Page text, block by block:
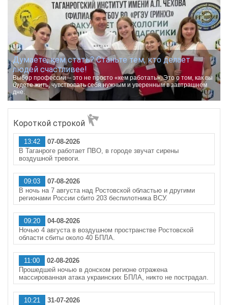
Думаете, кем стать? Станьте тем, кто делает
людей счастливее!
Выбор профессии – это не просто «кем работать». Это о том, как вы
будете жить, чувствовать себя нужным и уверенным в завтрашнем
дне.
Короткой строкой
13:42
07-08-2026
В Таганроге работает ПВО, в городе звучат сирены
воздушной тревоги.
09:03
07-08-2026
В ночь на 7 августа над Ростовской областью и другими
регионами России сбито 203 беспилотника ВСУ.
09:20
04-08-2026
Ночью 4 августа в воздушном пространстве Ростовской
области сбиты около 40 БПЛА.
11:00
02-08-2026
Прошедшей ночью в донском регионе отражена
массированная атака украинских БПЛА, никто не пострадал.
10:21
31-07-2026